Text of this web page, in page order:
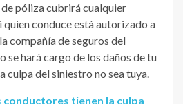
póliza cubrirá cualquier
quien conduce está autorizado a
compañía de seguros del
hará cargo de los daños de tu
culpa del siniestro no sea tuya.
conductores tienen la culpa